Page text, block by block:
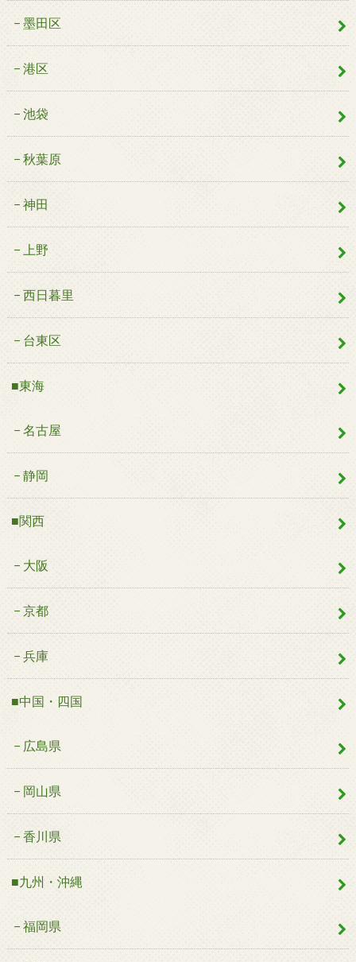
墨田区
港区
池袋
秋葉原
神田
上野
西日暮里
台東区
■東海
名古屋
静岡
■関西
大阪
京都
兵庫
■中国・四国
広島県
岡山県
香川県
■九州・沖縄
福岡県